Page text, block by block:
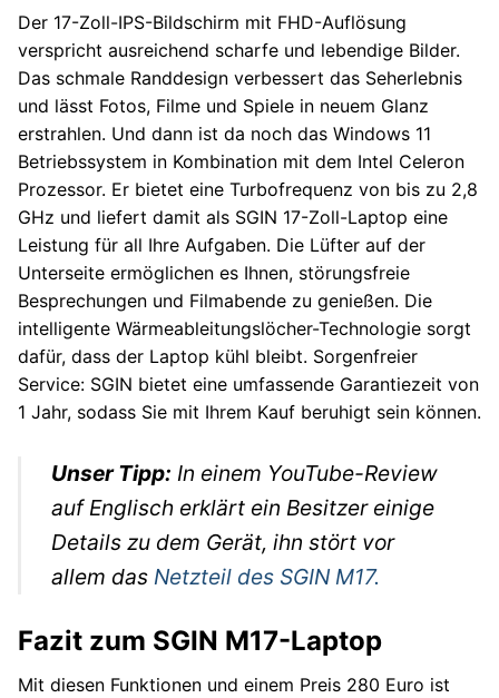
Der 17-Zoll-IPS-Bildschirm mit FHD-Auflösung
verspricht ausreichend scharfe und lebendige Bilder.
Das schmale Randdesign verbessert das Seherlebnis
und lässt Fotos, Filme und Spiele in neuem Glanz
erstrahlen. Und dann ist da noch das Windows 11
Betriebssystem in Kombination mit dem Intel Celeron
Prozessor. Er bietet eine Turbofrequenz von bis zu 2,8
GHz und liefert damit als SGIN 17-Zoll-Laptop eine
Leistung für all Ihre Aufgaben. Die Lüfter auf der
Unterseite ermöglichen es Ihnen, störungsfreie
Besprechungen und Filmabende zu genießen. Die
intelligente Wärmeableitungslöcher-Technologie sorgt
dafür, dass der Laptop kühl bleibt. Sorgenfreier
Service: SGIN bietet eine umfassende Garantiezeit von
1 Jahr, sodass Sie mit Ihrem Kauf beruhigt sein können.
Unser Tipp: In einem YouTube-Review
auf Englisch erklärt ein Besitzer einige
Details zu dem Gerät, ihn stört vor
allem das Netzteil des SGIN M17.
Fazit zum SGIN M17-Laptop
Mit diesen Funktionen und einem Preis 280 Euro ist